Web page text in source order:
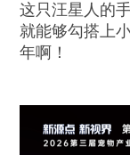
这只汪星人的
就能够勾搭上
年啊！